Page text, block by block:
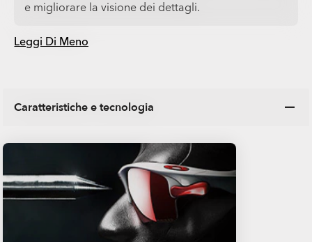
Leggi Di Meno
e migliorare la visione dei dettagli.
Caratteristiche e tecnologia